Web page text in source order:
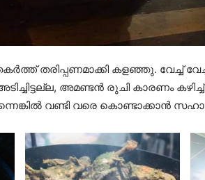
തരിപ്പണമാക്കി കളഞ്ഞു. വേച്ച്
അമണ്ടൻ രുചി കാരണം
വണ്ടി വരെ കൊണ്ടാക്കാൻ